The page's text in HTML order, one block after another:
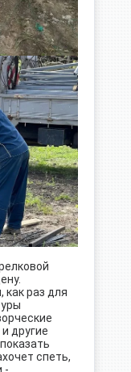
как раз для
другие
спеть,